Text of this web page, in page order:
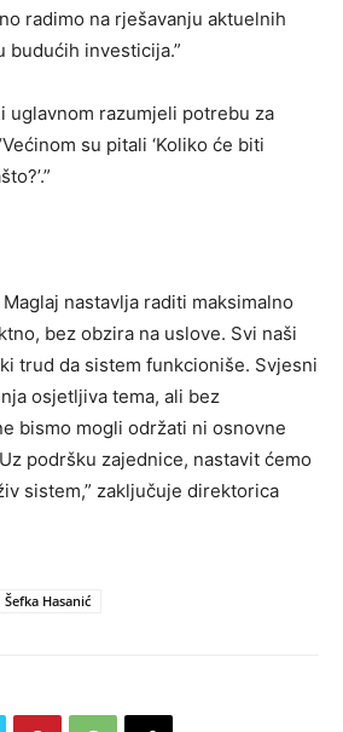
radimo na rješavanju aktuelnih
budućih investicija.”
uglavnom razumjeli potrebu za
su pitali ‘Koliko će biti
nastavlja raditi maksimalno
bez obzira na uslove. Svi naši
trud da sistem funkcioniše. Svjesni
osjetljiva tema, ali bez
bismo mogli održati ni osnovne
podršku zajednice, nastavit ćemo
sistem,” zaključuje direktorica
Šefka Hasanić